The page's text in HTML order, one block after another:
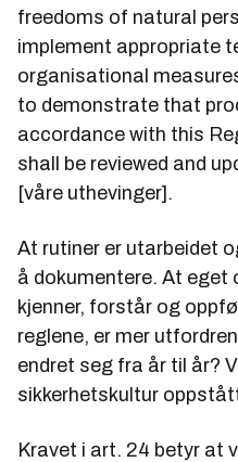
freedoms of natural
implement appropriate
organisational
to demonstrate that
accordance with this
shall be reviewed and
[våre uthevinger].
At rutiner er utarbeidet
å dokumentere. At eget
kjenner, forstår og
reglene, er mer
endret seg fra år til år?
sikkerhetskultur
Kravet i art. 24 betyr at